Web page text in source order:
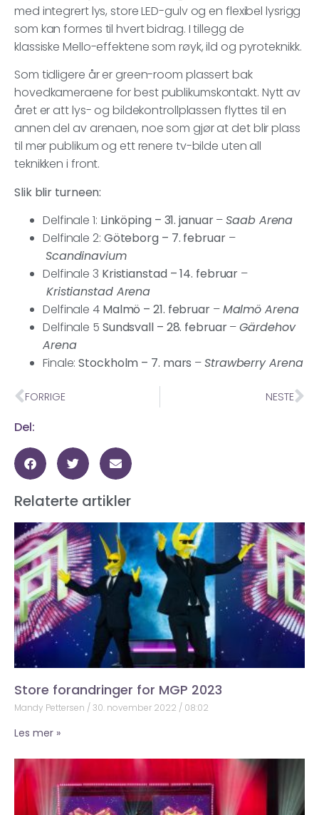
med integrert lys, store LED-gulv og en flexibel lysrigg
som kan formes til hvert bidrag. I tillegg de
klassiske Mello-effektene som røyk, ild og pyroteknikk.
Som tidligere år er green-room plassert bak
hovedkameraene for best publikumskontakt. Nytt av
året er att lys- og bildekontrollplassen flyttes til en
annen del av arenaen, noe som gjør at det blir plass
til mer publikum og ett renere tv-bilde uten all
teknikken i front.
Slik blir turneen:
Delfinale 1: Linköping – 31. januar–Saab Arena
Delfinale 2: Göteborg – 7. februar–
Scandinavium
Delfinale 3 Kristianstad – 14. februar –
Kristianstad Arena
Delfinale 4 Malmö – 21. februar–Malmö Arena
Delfinale 5 Sundsvall – 28. februar–Gärdehov
Arena
Finale:Stockholm – 7. mars –Strawberry Arena
FORRIGE NESTE
Del:
Relaterte artikler
Store forandringer for MGP 2023
Mandy Pettersen 30. november 2022 08:02
Les mer »